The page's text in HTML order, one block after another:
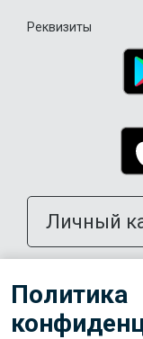
Реквизиты
Личный
Тренерам
Политика